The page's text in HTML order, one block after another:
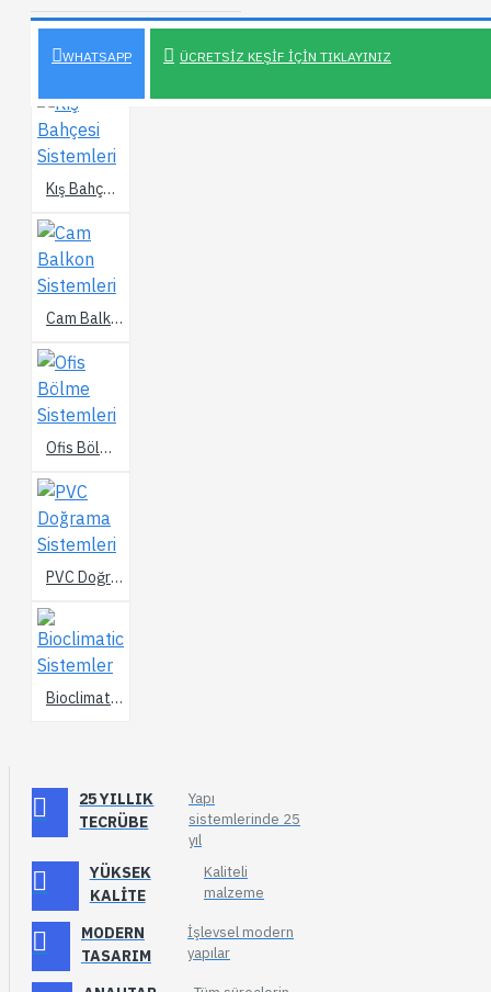
WHATSAPP ÜCRETSIZ KEŞIF İÇIN TIKLAYINIZ
İLGILI YAPI SISTEMLERI
Kış Bahçesi Sistemleri
Cam Balkon Sistemleri
Ofis Bölme Sistemleri
PVC Doğrama Sistemleri
Bioclimatic Sistemler
25 YILLIK
TECRÜBE
Yapı
sistemlerinde 25
yıl
YÜKSEK
KALITE
Kaliteli
malzeme
MODERN
TASARIM
İşlevsel modern
yapılar